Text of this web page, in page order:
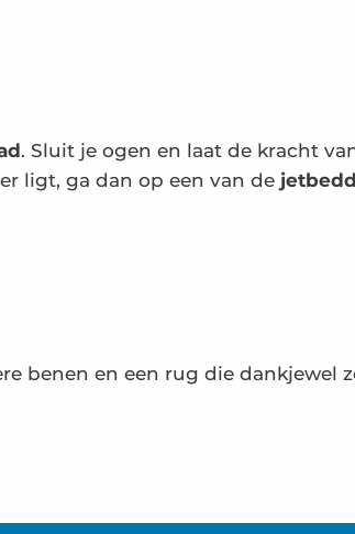
. Sluit je ogen en laat de kracht
ligt, ga dan op een van de
benen en een rug die dankjewel